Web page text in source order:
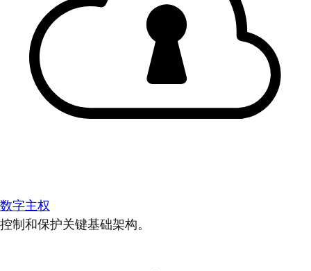
数字主权
控制和保护关键基础架构。